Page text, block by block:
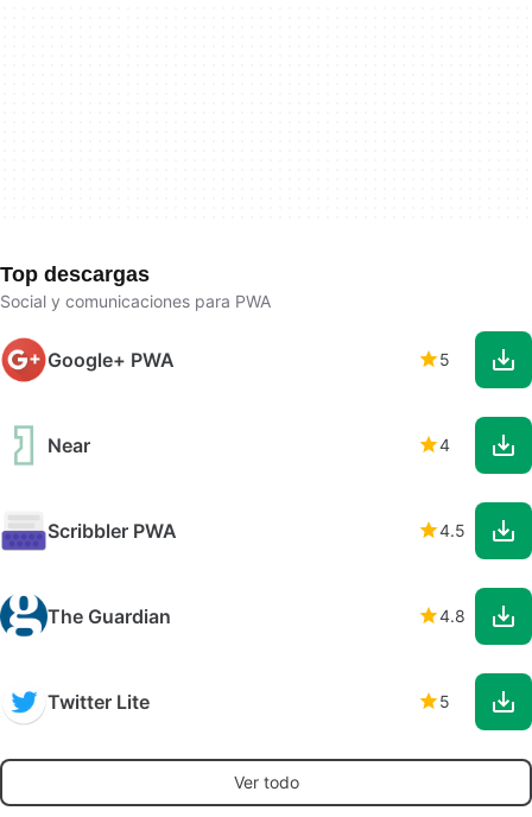
Top descargas
Social y comunicaciones para PWA
Google+ PWA 5
Near 4
Scribbler PWA 4.5
The Guardian 4.8
Twitter Lite 5
Ver todo